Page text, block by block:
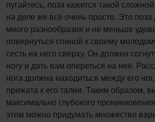
пугайтесь, поза кажется такой
на деле же всё очень просто. Это
много разнообразия и не меньше
повернуться спиной к своему
сесть на него сверху. Он должен
ногу и дать вам опереться на неё.
нога должна находиться между его
прижата к его талии. Таким образом,
максимально глубокого
этом можно придумать множество